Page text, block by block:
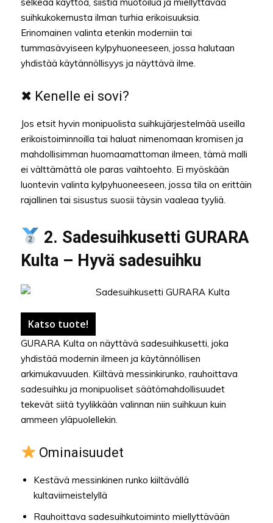
suihkukokemusta ilman turhia erikoisuuksia.
Erinomainen valinta etenkin moderniin tai
tummasävyiseen kylpyhuoneeseen, jossa halutaan
yhdistää käytännöllisyys ja näyttävä ilme.
✖ Kenelle ei sovi?
Jos etsit hyvin monipuolista suihkujärjestelmää useilla
erikoistoiminnoilla tai haluat nimenomaan kromisen ja
mahdollisimman huomaamattoman ilmeen, tämä malli
ei välttämättä ole paras vaihtoehto. Ei myöskään
luontevin valinta kylpyhuoneeseen, jossa tila on erittäin
rajallinen tai sisustus suosii täysin vaaleaa tyyliä.
2. Sadesuihkusetti GURARA
Kulta – Hyvä sadesuihku
Katso tuote!
GURARA Kulta on näyttävä sadesuihkusetti, joka
yhdistää modernin ilmeen ja käytännöllisen
arkimukavuuden. Kiiltävä messinkirunko, rauhoittava
sadesuihku ja monipuoliset säätömahdollisuudet
tekevät siitä tyylikkään valinnan niin suihkuun kuin
ammeen yläpuolellekin.
Ominaisuudet
Kestävä messinkinen runko kiiltävällä
kultaviimeistelyllä
Rauhoittava sadesuihkutoiminto miellyttävään